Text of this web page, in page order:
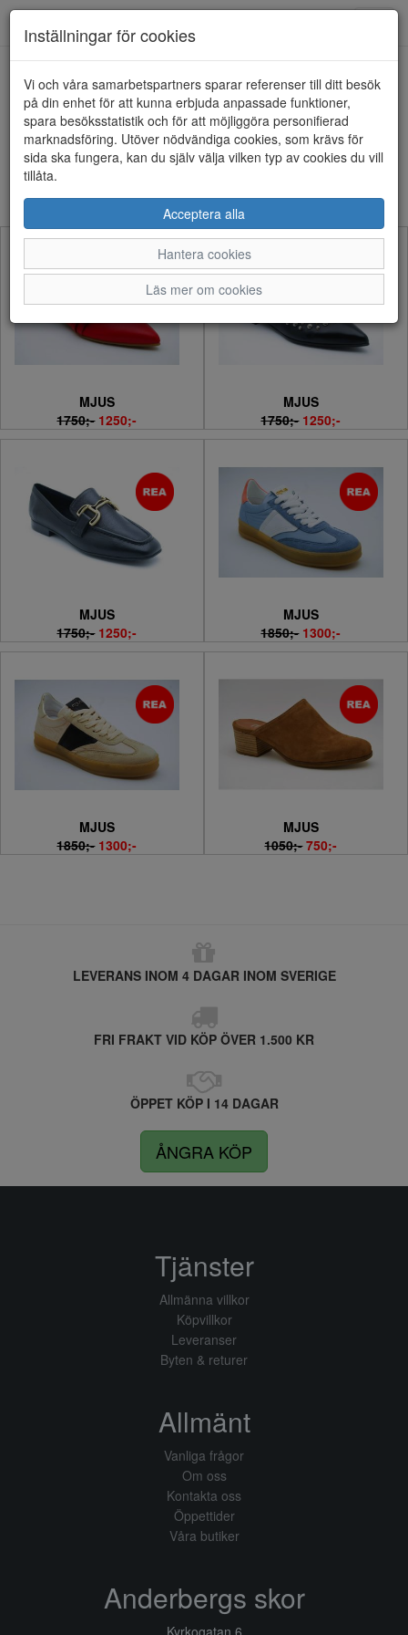
MJUS (6 artiklar)
Sortera efter:
MJUS
1750;- 1250;-
MJUS
1750;- 1250;-
MJUS
1750;- 1250;-
MJUS
1850;- 1300;-
MJUS
1850;- 1300;-
MJUS
1050;- 750;-
LEVERANS INOM 4 DAGAR INOM SVERIGE
FRI FRAKT VID KÖP ÖVER 1.500 KR
ÖPPET KÖP I 14 DAGAR
ÅNGRA KÖP
Inställningar för cookies
Vi och våra samarbetspartners sparar referenser till ditt besök
på din enhet för att kunna erbjuda anpassade funktioner,
spara besöksstatistik och för att möjliggöra personifierad
marknadsföring. Utöver nödvändiga cookies, som krävs för
sida ska fungera, kan du själv välja vilken typ av cookies du vill
tillåta.
Acceptera alla
Hantera cookies
Läs mer om cookies
Tjänster
Allmänna villkor
Köpvillkor
Leveranser
Byten & returer
Allmänt
Vanliga frågor
Om oss
Kontakta oss
Öppettider
Våra butiker
Anderbergs skor
Kyrkogatan 6